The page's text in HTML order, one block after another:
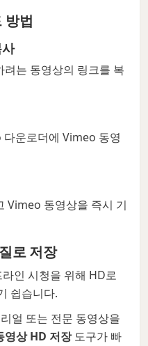
방법
는 동영상의 링크를 복
다운로더에 Vimeo 동영
Vimeo 동영상을 즉시 기
로 저장
인 시청을 위해 HD로
쉽습니다.
얼 또는 전문 동영상을
상 HD 저장도구가 빠